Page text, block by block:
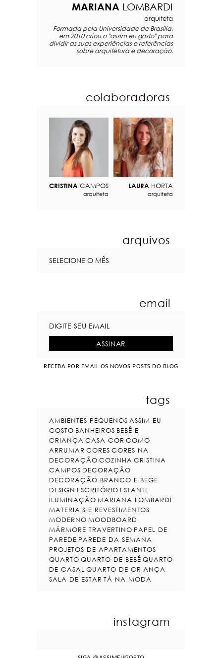
MARIANA LOMBARDI
arquiteta
Formada pela Universidade de Brasília,
em 2010 criou o "assim eu gosto" para
dividir as suas experiências e referências
sobre arquitetura e decoração.
colaboradoras
CRISTINA CAMPOS
arquiteta
LAURA HORTA
arquiteta
arquivos
email
RECEBA POR EMAIL OS NOVOS POSTS DO BLOG
tags
AMBIENTES PEQUENOS ASSIM EU
GOSTO BANHEIROS BEBÊ E
CRIANÇA CASA COR COMO
ARRUMAR CORES CORES NA
DECORAÇÃO COZINHA CRISTINA
CAMPOS DECORAÇÃO
DECORAÇÃO BRANCO E BEGE
DESIGN ESCRITÓRIO ESTANTE
ILUMINAÇÃO MARIANA LOMBARDI
MATERIAIS E REVESTIMENTOS
MODERNO MOODBOARD
MÁRMORE TRAVERTINO PAPEL DE
PAREDE PAREDE DA SEMANA
PROJETOS DE APARTAMENTOS
QUARTO QUARTO DE BEBÊ QUARTO
DE CASAL QUARTO DE CRIANÇA
SALA DE ESTAR TÁ NA MODA
instagram